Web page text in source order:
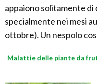
appaiono solitamente
specialmente nei mesi
ottobre). Un nespolo
Malattie delle piante da